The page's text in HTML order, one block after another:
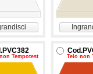
Tempotest Telo non